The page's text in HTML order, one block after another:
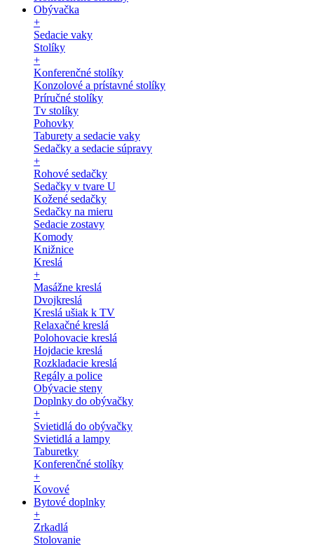
Obývačka
+
Sedacie vaky
Stolíky
+
Konferenčné stolíky
Konzolové a prístavné stolíky
Príručné stolíky
Tv stolíky
Pohovky
Taburety a sedacie vaky
Sedačky a sedacie súpravy
+
Rohové sedačky
Sedačky v tvare U
Kožené sedačky
Sedačky na mieru
Sedacie zostavy
Komody
Knižnice
Kreslá
+
Masážne kreslá
Dvojkreslá
Kreslá ušiak k TV
Relaxačné kreslá
Polohovacie kreslá
Hojdacie kreslá
Rozkladacie kreslá
Regály a police
Obývacie steny
Doplnky do obývačky
+
Svietidlá do obývačky
Svietidlá a lampy
Taburetky
Konferenčné stolíky
+
Kovové
Bytové doplnky
+
Zrkadlá
Stolovanie